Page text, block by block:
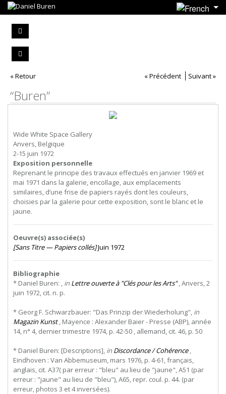
« Retour « Précédent Suivant »
“Buren”
Wide White Space Gallery
Anvers, Belgique
2-15 juin 1972
Exposition personnelle
Reprenant le principe des travaux effectués en janvier 1969 et
mai 1971 dans la galerie, encollage, aux emplacements
similaires, d’une frise de papiers rayés dont les couleurs,
choisies par la galerie pour cette exposition, sont le blanc et le
jaune.
Oeuvre(s) associée(s)
[Sans Titre — Papiers collés]Juin 1972
Bibliographie
* Daniel Buren: , in Lettre ouverte à "Clés pour les Arts", Anvers, 2
juin 1972, cit. n. p.
* Georg F. Schwarzbauer: "Das Prinzip der Wiederholung", in
Magazin Kunst, Mayence : Alexander Baier - Presse (ABP), année
14, n° 4, dernier trimestre 1974, p. 42-50 , allemand, cit. 46, p. 50
* Daniel Buren: [Descriptions], in Discordance / Cohérence,
Eindhoven : Van Abbemuseum, mars 1976, p. 4-61, français,
anglais, cit. A37( par erreur : "bleu" au lieu de "jaune", A51 (par
erreur : "jaune" au lieu de "bleu"), A65, repr. coul. p. 44. (par
erreur, photos 3 et 4 inversées).